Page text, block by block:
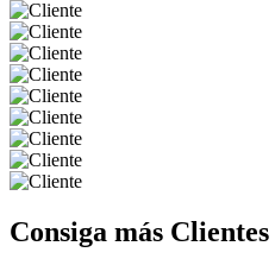
Consiga más Clientes